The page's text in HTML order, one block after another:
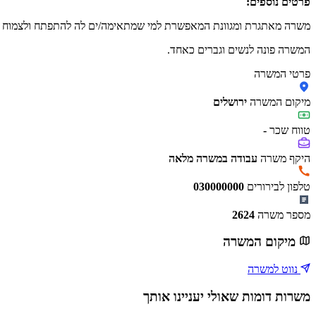
משרה מאתגרת ומגוונת המאפשרת למי שמתאימה/ים לה להתפתח ולצמוח
המשרה פונה לנשים וגברים כאחד.
פרטי המשרה
מיקום המשרה ירושלים
טווח שכר -
היקף משרה עבודה במשרה מלאה
טלפון לבירורים 030000000
מספר משרה 2624
מיקום המשרה
נווט למשרה
משרות דומות שאולי יעניינו אותך